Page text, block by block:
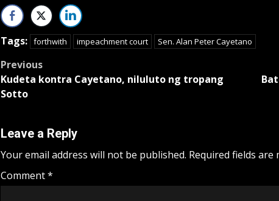
Tags: forthwith impeachment court Sen. Alan Peter Cayetano
Post
navigation
Previous
Kudeta kontra Cayetano, niluluto ng tropang
Sotto
Leave a Reply
Your email address will not be published. Required fields are
Comment*